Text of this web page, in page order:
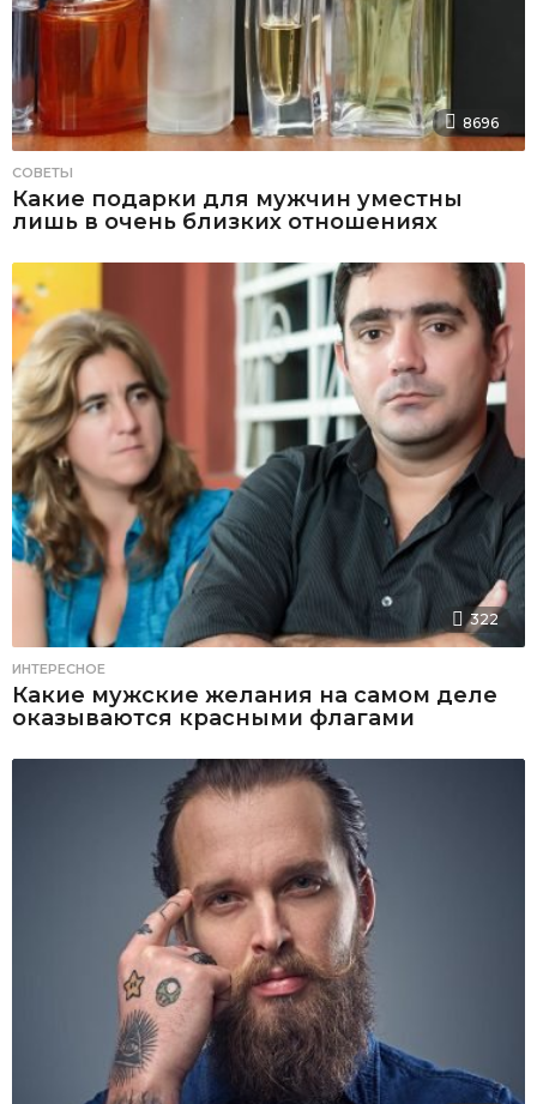
8696
СОВЕТЫ
Какие подарки для мужчин уместны
лишь в очень близких отношениях
322
ИНТЕРЕСНОЕ
Какие мужские желания на самом деле
оказываются красными флагами